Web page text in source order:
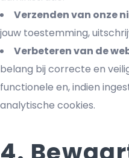
Verzenden van onze
jouw toestemming,
Verbeteren van de
belang bij correcte en
functionele en, indien
analytische cookies.